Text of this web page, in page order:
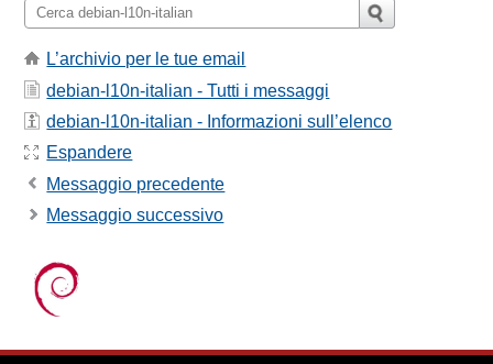
L’archivio per le tue email
debian-l10n-italian - Tutti i messaggi
debian-l10n-italian - Informazioni sull’elenco
Espandere
Messaggio precedente
Messaggio successivo